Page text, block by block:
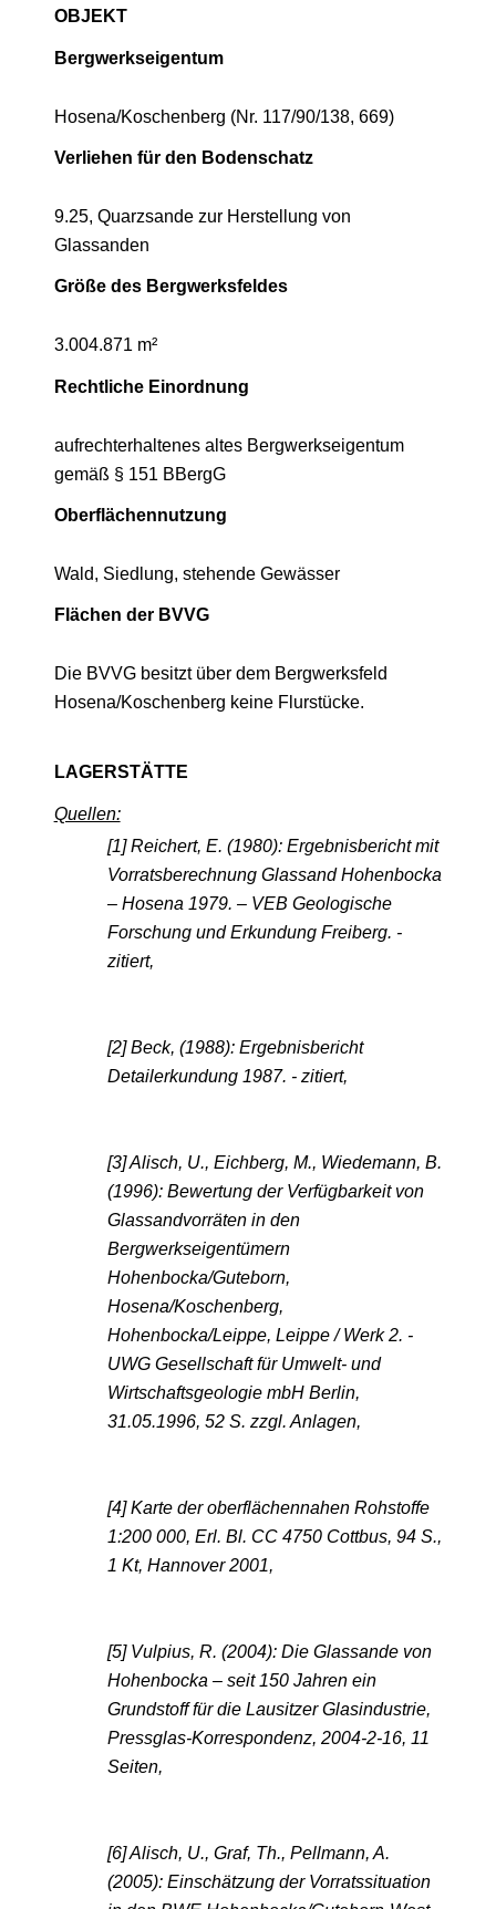
OBJEKT
Bergwerkseigentum
Hosena/Koschenberg (Nr. 117/90/138, 669)
Verliehen für den Bodenschatz
9.25, Quarzsande zur Herstellung von
Glassanden
Größe des Bergwerksfeldes
3.004.871 m²
Rechtliche Einordnung
aufrechterhaltenes altes Bergwerkseigentum
gemäß § 151 BBergG
Oberflächennutzung
Wald, Siedlung, stehende Gewässer
Flächen der BVVG
Die BVVG besitzt über dem Bergwerksfeld
Hosena/Koschenberg keine Flurstücke.
LAGERSTÄTTE
Quellen:
[1] Reichert, E. (1980): Ergebnisbericht mit
Vorratsberechnung Glassand Hohenbocka
– Hosena 1979. – VEB Geologische
Forschung und Erkundung Freiberg. -
zitiert,
[2] Beck, (1988): Ergebnisbericht
Detailerkundung 1987. - zitiert,
[3] Alisch, U., Eichberg, M., Wiedemann, B.
(1996): Bewertung der Verfügbarkeit von
Glassandvorräten in den
Bergwerkseigentümern
Hohenbocka/Guteborn,
Hosena/Koschenberg,
Hohenbocka/Leippe, Leippe / Werk 2. -
UWG Gesellschaft für Umwelt- und
Wirtschaftsgeologie mbH Berlin,
31.05.1996, 52 S. zzgl. Anlagen,
[4] Karte der oberflächennahen Rohstoffe
1:200 000, Erl. Bl. CC 4750 Cottbus, 94 S.,
1 Kt, Hannover 2001,
[5] Vulpius, R. (2004): Die Glassande von
Hohenbocka – seit 150 Jahren ein
Grundstoff für die Lausitzer Glasindustrie,
Pressglas-Korrespondenz, 2004-2-16, 11
Seiten,
[6] Alisch, U., Graf, Th., Pellmann, A.
(2005): Einschätzung der Vorratssituation